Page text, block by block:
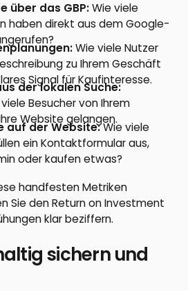
über das GBP:Wie viele
haben direkt aus dem Google-
Wie viele Nutzer
zu Ihrem Geschäft
Signal für Kaufinteresse.
der lokalen Suche:
Besucher von Ihrem
Website gelangen.
auf der Website:Wie viele
ein Kontaktformular aus,
oder kaufen etwas?
handfesten Metriken
Sie den Return on Investment
klar beziffern.
sichern und